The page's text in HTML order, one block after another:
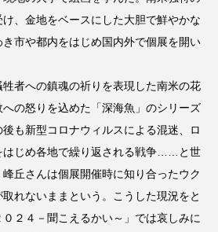
、金地をベースにした大胆で鮮やかな
市や都内をはじめ国内外で個展を開い
者への鎮魂の祈りを表現した南米の花
への怒りを込めた「深海魚」のシリーズ
も新型コロナウィルスによる混迷、ロ
はじめ各地で繰り返される戦争……と世
丘さんは個展開催時に知り合ったウク
れないままという。こうした現況をと
２４－聞こえるかい～」では哀しみに